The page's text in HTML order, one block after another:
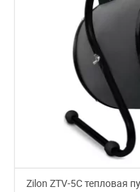
Zilon ZTV-5C тепловая